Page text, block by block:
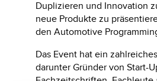
Duplizieren und Innovation
neue Produkte zu
den Automotive
Das Event hat ein
darunter Gründer von Start-